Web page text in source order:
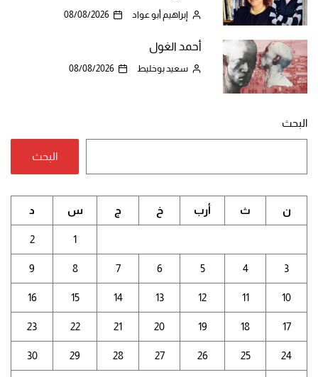
إبراهيم أبو عواد 08/08/2026
أحمد الغول
سعيد بوخليط 08/08/2026
البحث
البحث
ن ث أرب خ ج س د
1
2
3
4
5
6
7
8
9
10
11
12
13
14
15
16
17
18
19
20
21
22
23
24
25
26
27
28
29
30